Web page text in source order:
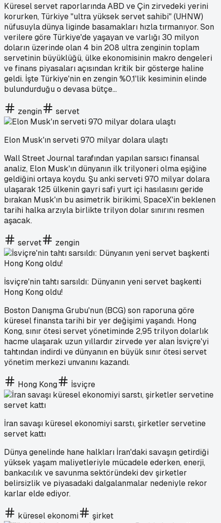
Küresel servet raporlarında ABD ve Çin zirvedeki yerini
korurken, Türkiye "ultra yüksek servet sahibi" (UHNW)
nüfusuyla dünya liginde basamakları hızla tırmanıyor. Son
verilere göre Türkiye'de yaşayan ve varlığı 30 milyon
doların üzerinde olan 4 bin 208 ultra zenginin toplam
servetinin büyüklüğü, ülke ekonomisinin makro dengeleri
ve finans piyasaları açısından kritik bir gösterge haline
geldi. İşte Türkiye'nin en zengin %0,1'lik kesiminin elinde
bulundurduğu o devasa bütçe...
zengin servet
Elon Musk'ın serveti 970 milyar dolara ulaştı
Wall Street Journal tarafından yapılan sarsıcı finansal
analiz, Elon Musk'ın dünyanın ilk trilyoneri olma eşiğine
geldiğini ortaya koydu. Şu anki serveti 970 milyar dolara
ulaşarak 125 ülkenin gayri safi yurt içi hasılasını geride
bırakan Musk'ın bu asimetrik birikimi, SpaceX'in beklenen
tarihi halka arzıyla birlikte trilyon dolar sınırını resmen
aşacak.
servet zengin
İsviçre'nin tahtı sarsıldı: Dünyanın yeni servet başkenti
Hong Kong oldu!
Boston Danışma Grubu'nun (BCG) son raporuna göre
küresel finansta tarihi bir yer değişimi yaşandı. Hong
Kong, sınır ötesi servet yönetiminde 2,95 trilyon dolarlık
hacme ulaşarak uzun yıllardır zirvede yer alan İsviçre'yi
tahtından indirdi ve dünyanın en büyük sınır ötesi servet
yönetim merkezi unvanını kazandı.
Hong Kong İsviçre
İran savaşı küresel ekonomiyi sarstı, şirketler servetine
servet kattı
Dünya genelinde hane halkları İran'daki savaşın getirdiği
yüksek yaşam maliyetleriyle mücadele ederken, enerji,
bankacılık ve savunma sektöründeki dev şirketler
belirsizlik ve piyasadaki dalgalanmalar nedeniyle rekor
karlar elde ediyor.
küresel ekonomi şirket